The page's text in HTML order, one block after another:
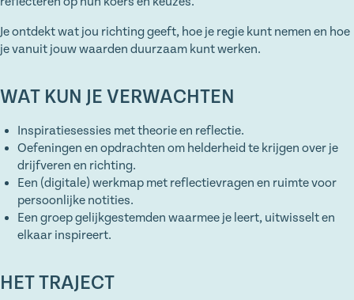
Je ontdekt wat jou richting geeft, hoe je regie kunt nemen en hoe
je vanuit jouw waarden duurzaam kunt werken.
WAT KUN JE VERWACHTEN
Inspiratiesessies met theorie en reflectie.
Oefeningen en opdrachten om helderheid te krijgen over je
drijfveren en richting.
Een (digitale) werkmap met reflectievragen en ruimte voor
persoonlijke notities.
Een groep gelijkgestemden waarmee je leert, uitwisselt en
elkaar inspireert.
HET TRAJECT